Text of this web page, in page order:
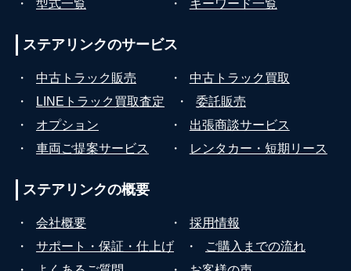
・ 型式一覧 ・ キーワード一覧
ステアリンクのサービス
・ 中古トラック販売 ・
中古トラック買取
・
LINEトラック買取査定 ・
委託販売
・
オプション ・
出張商談サービス
・
車両ご提案サービス ・ レンタカー・短期リース
ステアリンクの概要
・ 会社概要 ・
採用情報
・
サポート・保証・仕上げ ・
ご購入までの流れ